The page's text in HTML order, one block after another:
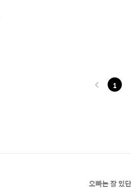
1
오빠는 잘 있